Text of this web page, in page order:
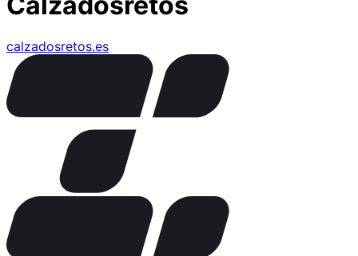
calzadosretos.es